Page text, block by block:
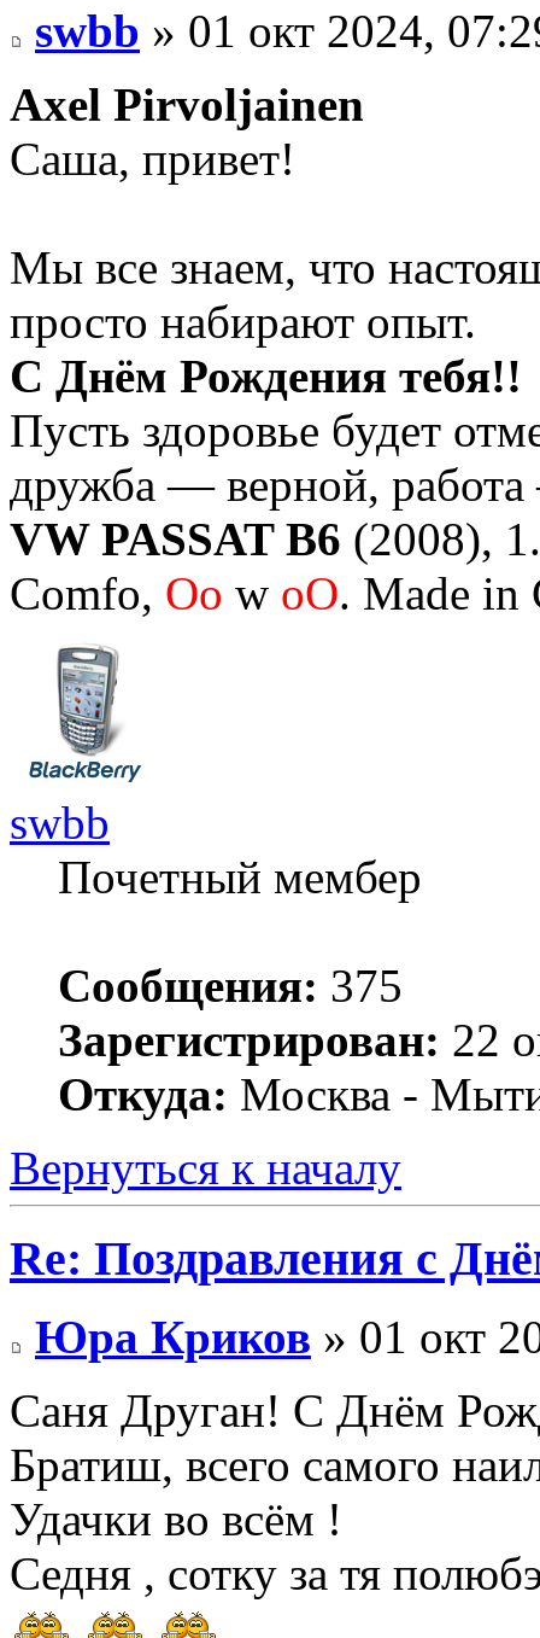
swbb » 01 окт 2024,
Axel Pirvoljainen
Саша, привет!
Мы все знаем, что
просто набирают опыт.
С Днём Рождения тебя!!
Пусть здоровье будет
дружба — верной,
VW PASSAT B6 (2008),
Comfo, Oo w oO. Made in
swbb
Почетный мембер
Сообщения: 375
Зарегистрирован: 22
Откуда: Москва -
Вернуться к началу
Re: Поздравления с
Юра Криков » 01 окт
Саня Друган! С Днём
Братиш, всего самого
Удачки во всём !
Седня , сотку за тя